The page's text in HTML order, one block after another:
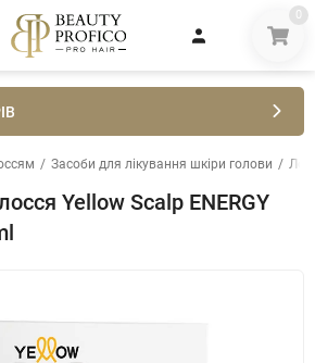
0
/ Засоби для лікування шкіри голови /
Yellow Scalp ENERGY